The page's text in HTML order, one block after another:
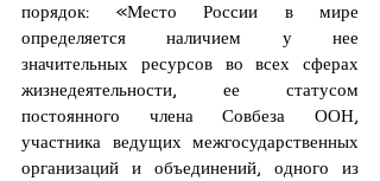
порядок: «Место России в мире
определяется наличием у нее
значительных ресурсов во всех сферах
жизнедеятельности, ее статусом
постоянного члена Совбеза ООН,
участника ведущих межгосударственных
организаций и объединений, одного из